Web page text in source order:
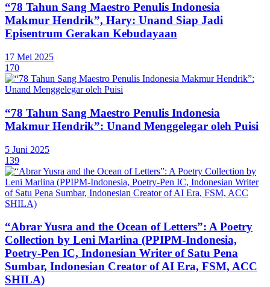
“78 Tahun Sang Maestro Penulis Indonesia
Makmur Hendrik”, Hary: Unand Siap Jadi
Episentrum Gerakan Kebudayaan
17 Mei 2025
170
“78 Tahun Sang Maestro Penulis Indonesia
Makmur Hendrik”: Unand Menggelegar oleh Puisi
5 Juni 2025
139
“Abrar Yusra and the Ocean of Letters”: A Poetry
Collection by Leni Marlina (PPIPM-Indonesia,
Poetry-Pen IC, Indonesian Writer of Satu Pena
Sumbar, Indonesian Creator of AI Era, FSM, ACC
SHILA)